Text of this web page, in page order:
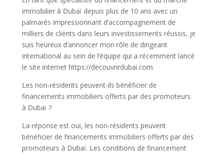
immobilier à Dubaï depuis plus de 10 ans avec un
palmarès impressionnant d’accompagnement de
milliers de clients dans leurs investissements réussis, je
suis heureux d’annoncer mon rôle de dirigeant
international au sein de l’équipe qui a récemment lancé
le site internet https://decouvrirdubai.com.
Les non-résidents peuvent-ils bénéficier de
financements immobiliers offerts par des promoteurs
à Dubaï ?
La réponse est oui, les non-résidents peuvent
bénéficier de financements immobiliers offerts par des
promoteurs à Dubaï. Les conditions de financement